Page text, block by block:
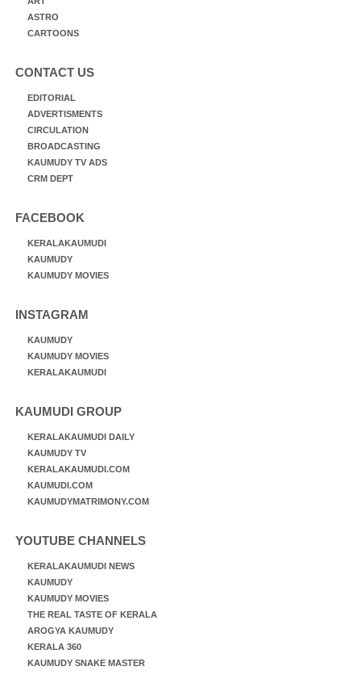
ASTRO
CARTOONS
CONTACT US
EDITORIAL
ADVERTISMENTS
CIRCULATION
BROADCASTING
KAUMUDY TV ADS
CRM DEPT
FACEBOOK
KERALAKAUMUDI
KAUMUDY
KAUMUDY MOVIES
INSTAGRAM
KAUMUDY
KAUMUDY MOVIES
KERALAKAUMUDI
KAUMUDI GROUP
KERALAKAUMUDI DAILY
KAUMUDY TV
KERALAKAUMUDI.COM
KAUMUDI.COM
KAUMUDYMATRIMONY.COM
YOUTUBE CHANNELS
KERALAKAUMUDI NEWS
KAUMUDY
KAUMUDY MOVIES
THE REAL TASTE OF KERALA
AROGYA KAUMUDY
KERALA 360
KAUMUDY SNAKE MASTER